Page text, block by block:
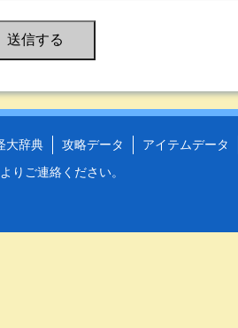
大辞典 攻略データ アイテムデータ
よりご連絡ください。